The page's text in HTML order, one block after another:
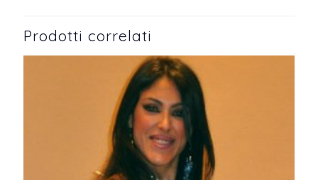
Prodotti correlati